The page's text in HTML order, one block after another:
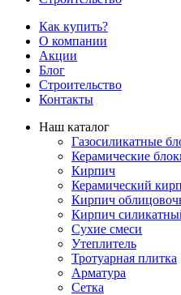
Как купить?
О компании
Акции
Блог
Строительство
Контакты
Наш каталог
Газосиликатные
Керамические
Кирпич
Керамический
Кирпич
Кирпич
Сухие смеси
Утеплитель
Тротуарная плитка
Арматура
Сетка